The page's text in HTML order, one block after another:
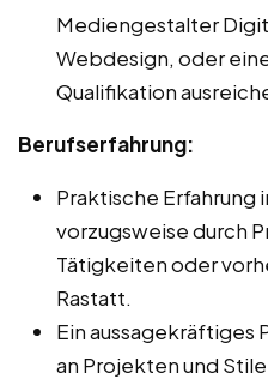
Mediengestalter
Webdesign, oder
Qualifikation
Berufserfahrung:
Praktische Erfahrung
vorzugsweise durch
Tätigkeiten oder
Rastatt.
Ein aussagekräftiges
an Projekten und